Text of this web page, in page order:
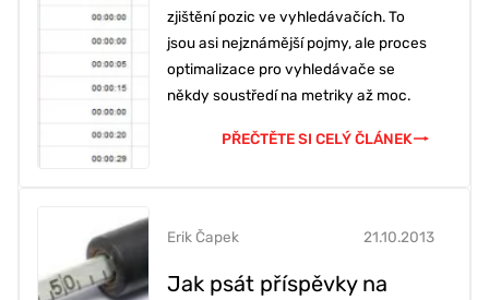
zjištění pozic ve vyhledávačích. To
jsou asi nejznámější pojmy, ale proces
optimalizace pro vyhledávače se
někdy soustředí na metriky až moc.
PŘEČTĚTE SI CELÝ ČLÁNEK
Jak psát příspěvky na
21.10.2013
Erik Čapek